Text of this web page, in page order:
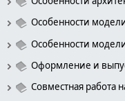
Особенности
Особенности
Оформление и
Совместная работа